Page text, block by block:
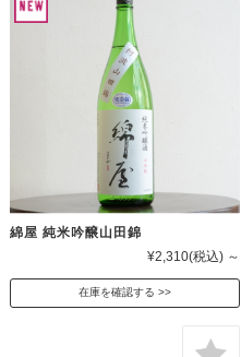
綿屋 純米吟醸山田錦
¥2,310(税込) ～
在庫を確認する